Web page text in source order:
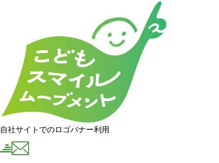
自社サイトでのロゴバナー利用